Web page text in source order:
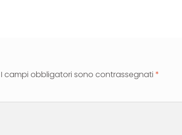
I campi obbligatori sono contrassegnati *